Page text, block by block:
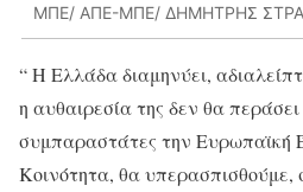
ΜΠΕ/ ΑΠΕ-ΜΠΕ/ ΔΗΜΗΤΡΗΣ
“ H Ελλάδα διαμηνύει,
η αυθαιρεσία της δεν θα περάσει
συμπαραστάτες την Ευρωπαϊκή
Κοινότητα, θα υπερασπισθούμε,